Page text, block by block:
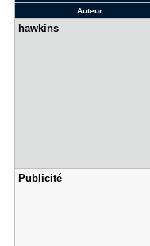
Auteur
hawkins
Publicité